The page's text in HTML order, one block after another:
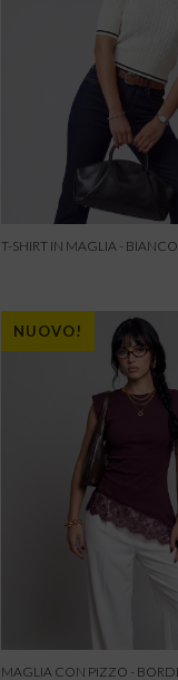
T-SHIRT IN MAGLIA - BIANCO
NUOVO!
MAGLIA CON PIZZO -